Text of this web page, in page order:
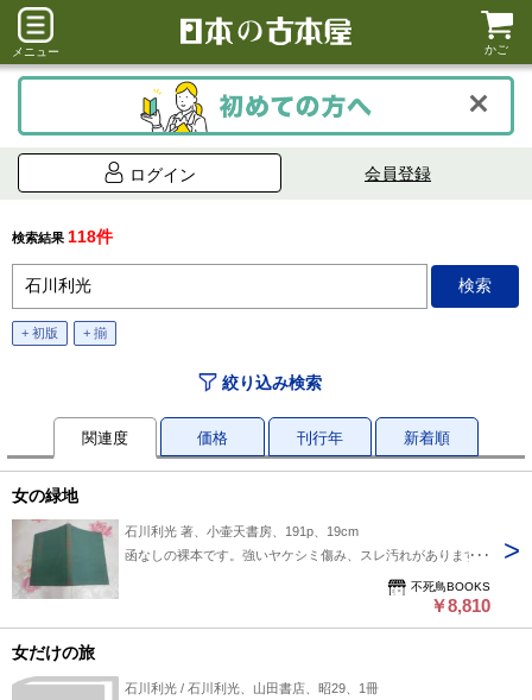
メニュー かご
ログイン 会員登録
検索結果 118件
+ 初版 + 揃
絞り込み検索
関連度 価格 刊行年 新着順
女の緑地
石川利光 著、小壷天書房、191p、19cm
函なしの裸本です。強いヤケシミ傷み、スレ汚れがあります。
不死鳥BOOKS
￥8,810
女だけの旅
石川利光 / 石川利光、山田書店、昭29、1冊